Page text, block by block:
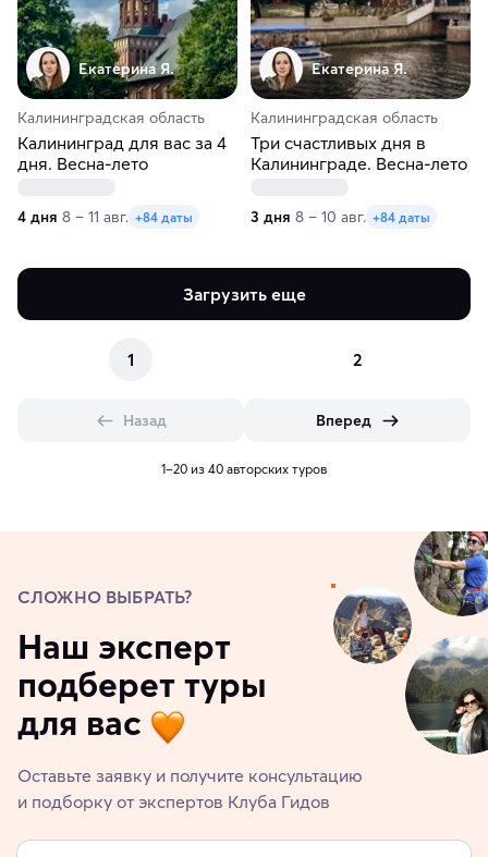
Екатерина Я.
Калининградская область
Калининград для вас за 4
дня. Весна-лето
4 дня 8 – 11 авг. +84 даты
Екатерина Я.
Калининградская область
Три счастливых дня в
Калининграде. Весна-лето
3 дня 8 – 10 авг. +84 даты
Загрузить еще
1 2
Назад Вперед
1–20 из 40 авторских туров
СЛОЖНО ВЫБРАТЬ?
Наш эксперт
подберет туры
для вас
Оставьте заявку и получите консультацию
и подборку от экспертов Клуба Гидов